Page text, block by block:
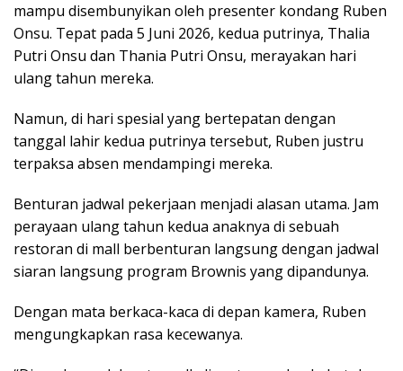
mampu disembunyikan oleh presenter kondang Ruben
Onsu. Tepat pada 5 Juni 2026, kedua putrinya, Thalia
Putri Onsu dan Thania Putri Onsu, merayakan hari
ulang tahun mereka.
Namun, di hari spesial yang bertepatan dengan
tanggal lahir kedua putrinya tersebut, Ruben justru
terpaksa absen mendampingi mereka.
Benturan jadwal pekerjaan menjadi alasan utama. Jam
perayaan ulang tahun kedua anaknya di sebuah
restoran di mall berbenturan langsung dengan jadwal
siaran langsung program Brownis yang dipandunya.
Dengan mata berkaca-kaca di depan kamera, Ruben
mengungkapkan rasa kecewanya.